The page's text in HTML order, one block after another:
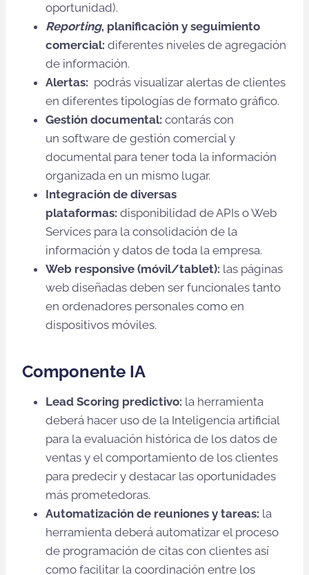
oportunidad).
Reporting, planificación y seguimiento
comercial: diferentes niveles de agregación
de información.
Alertas: podrás visualizar alertas de clientes
en diferentes tipologías de formato gráfico.
Gestión documental: contarás con
un software de gestión comercial y
documental para tener toda la información
organizada en un mismo lugar.
Integración de diversas
plataformas: disponibilidad de APIs o Web
Services para la consolidación de la
información y datos de toda la empresa.
Web responsive (móvil/tablet): las páginas
web diseñadas deben ser funcionales tanto
en ordenadores personales como en
dispositivos móviles.
Componente IA
Lead Scoring predictivo: la herramienta
deberá hacer uso de la Inteligencia artificial
para la evaluación histórica de los datos de
ventas y el comportamiento de los clientes
para predecir y destacar las oportunidades
más prometedoras.
Automatización de reuniones y tareas: la
herramienta deberá automatizar el proceso
de programación de citas con clientes así
como facilitar la coordinación entre los